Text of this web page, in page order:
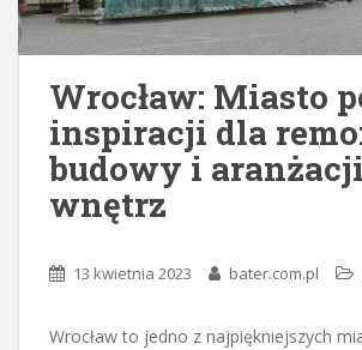
Wrocław: Miasto
inspiracji dla
budowy i aranżacji
wnętrz
13 kwietnia 2023 bater.com.pl
Wrocław to jedno z najpiękniejszych